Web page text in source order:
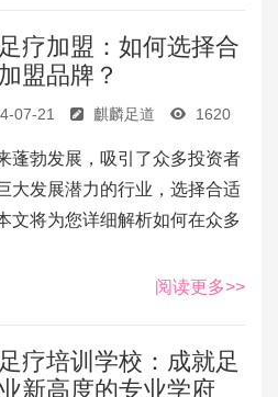
疗加盟：如何选择合
盟品牌？
07-21 麒麟足道 1620
蓬勃发展，吸引了众多投资者
大发展潜力的行业，选择合适
文将为您详细解析如何在众多
阅读更多>>
疗培训学校：成就足
新高度的专业学府